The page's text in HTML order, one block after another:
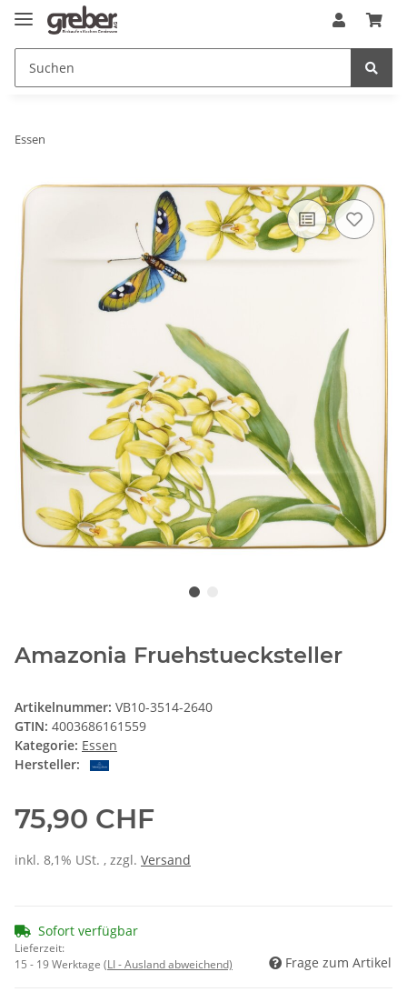
Essen
Amazonia Fruehstuecksteller
Artikelnummer: VB10-3514-2640
GTIN: 4003686161559
Kategorie: Essen
Hersteller:
75,90 CHF
inkl. 8,1% USt. , zzgl. Versand
Sofort verfügbar
Lieferzeit:
15 - 19 Werktage (LI - Ausland abweichend) Frage zum Artikel